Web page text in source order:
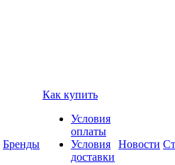
Бренды
Как купить
Условия
оплаты
Условия
доставки
Новости